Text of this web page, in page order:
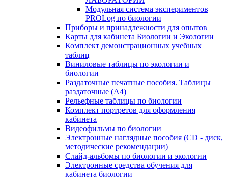
Модульная система экспериментов
PROLog по биологии
Приборы и принадлежности для опытов
Карты для кабинета Биологии и Экологии
Комплект демонстрационных учебных
таблиц
Виниловые таблицы по экологии и
биологии
Раздаточные печатные пособия. Таблицы
раздаточные (А4)
Рельефные таблицы по биологии
Комплект портретов для оформления
кабинета
Видеофильмы по биологии
Электронные наглядные пособия (CD - диск,
методические рекомендации)
Слайд-альбомы по биологии и экологии
Электронные средства обучения для
кабинета биологии